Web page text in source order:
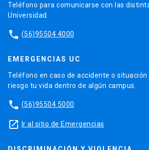
Teléfono para comunicarse con las
Universidad.
phone (56)95504 4000
EMERGENCIAS UC
Teléfono en caso de accidente o situación
riesgo tu vida dentro de algún campus.
phone (56)95504 5000
launch Ir al sitio de Emergencias